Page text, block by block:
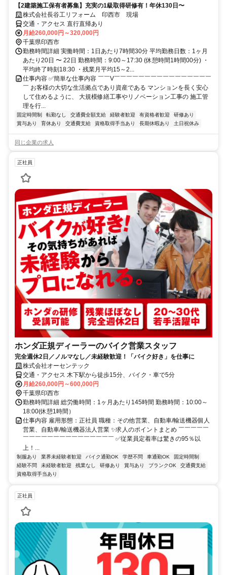
【2建築施工保有者募集】充実の1級取得研修有！年休130日〜
株式会社長谷工リフォーム 印西市 現場
交通・アクセス 直行直帰あり
月給260,000円～320,000円
千葉県印西市
勤務時間詳細 実働時間：1日あたり7時間30分 平均勤務日数：1ヶ月
あたり20日 〜 22日 勤務時間：9:00～17:30 (休憩時間1時間00分) ・
平均終了時刻18:30 ・残業月平均15～2...
仕事内容 ✅簡単な仕事内容 ￣￣V￣￣￣￣￣￣￣￣￣￣￣￣￣￣￣￣
￣ お客様の大切な生活拠点であり資産である マンションを長く安心
して住めるように、 大規模修繕工事やリノベーション工事の 施工管
理を行...
固定時間制 転勤なし 交通費全額支給 経験者歓迎 有資格者歓迎
研修あり
賞与あり
育休あり 交通費支給 資格取得手当あり 長期休暇あり 土日祝休み
同じ企業の求人
正社員
ホンダ正規ディーラーのバイク営業スタッフ
完全週休2日／ノルマなし／未経験歓迎！「バイク好き」を仕事に
株式会社オーセンテック
交通・アクセス 木下駅から徒歩15分、バイク・車で5分
月給260,000円～600,000円
千葉県印西市
勤務時間詳細 総労働時間：1ヶ月あたり145時間 勤務時間：10:00～
18:00(休憩1時間）
仕事内容 雇用形態：正社員 職種：その他営業、自動車/輸送機器個人
営業、自動車/輸送機器法人営業 ✨求人のポイントまとめ ￣￣￣￣￣
￣￣￣￣￣￣￣￣￣￣￣￣￣￣￣ ✅従業員定着率は驚きの95％以
上！...
制服あり 業界未経験者歓迎 バイク通勤OK 学歴不問 車通勤OK
固定時間制
経験不問
未経験者歓迎 残業なし 研修あり 賞与あり ブランクOK
交通費支給
資格取得手当あり
正社員